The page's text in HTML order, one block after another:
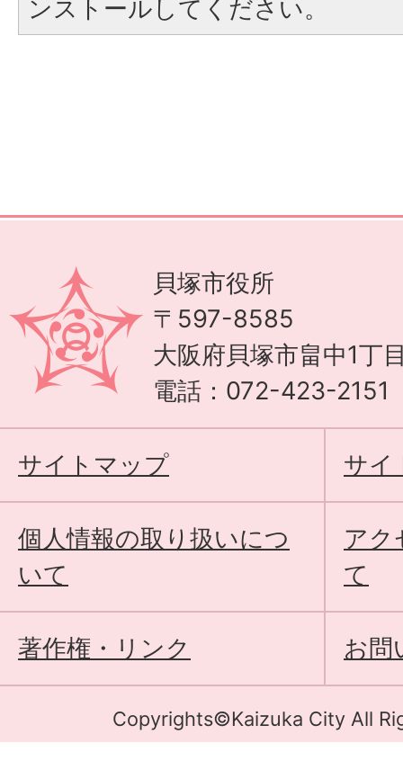
ンストールしてください。
貝塚市役所
〒597-8585
大阪府貝塚市畠中1丁
電話：072-423-2151
サイトマップ サイ
個人情報の取り扱いにつ
いて
アク
て
著作権・リンク お問
Copyrights©Kaizuka City All